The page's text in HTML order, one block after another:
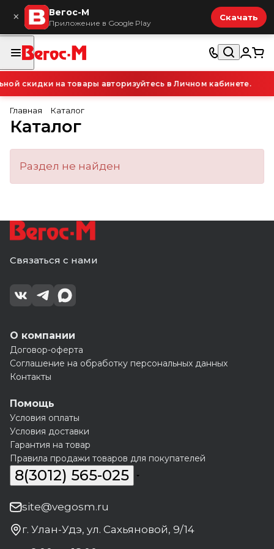
× Вегос-М
Приложение в Google Play
Скачать
скидки на товары авторизуйтесь в Личном кабинете.
Главная Каталог
Каталог
Раздел не найден
Связаться с нами
О компании
Договор-оферта
Соглашение на обработку персональных данных
Контакты
Помощь
Условия оплаты
Условия доставки
Гарантия на товар
Правила продажи товаров для покупателей
8(3012) 565-025
site@vegosm.ru
г. Улан-Удэ, ул. Сахьяновой, 9/14